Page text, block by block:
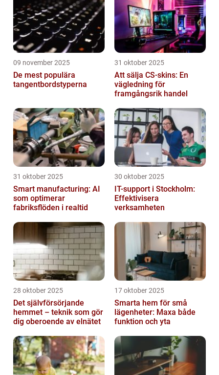
09 november 2025
De mest populära
tangentbordstyperna
31 oktober 2025
Att sälja CS-skins: En
vägledning för
framgångsrik handel
31 oktober 2025
Smart manufacturing: AI
som optimerar
fabriksflöden i realtid
30 oktober 2025
IT-support i Stockholm:
Effektivisera
verksamheten
28 oktober 2025
Det självförsörjande
hemmet – teknik som gör
dig oberoende av elnätet
17 oktober 2025
Smarta hem för små
lägenheter: Maxa både
funktion och yta